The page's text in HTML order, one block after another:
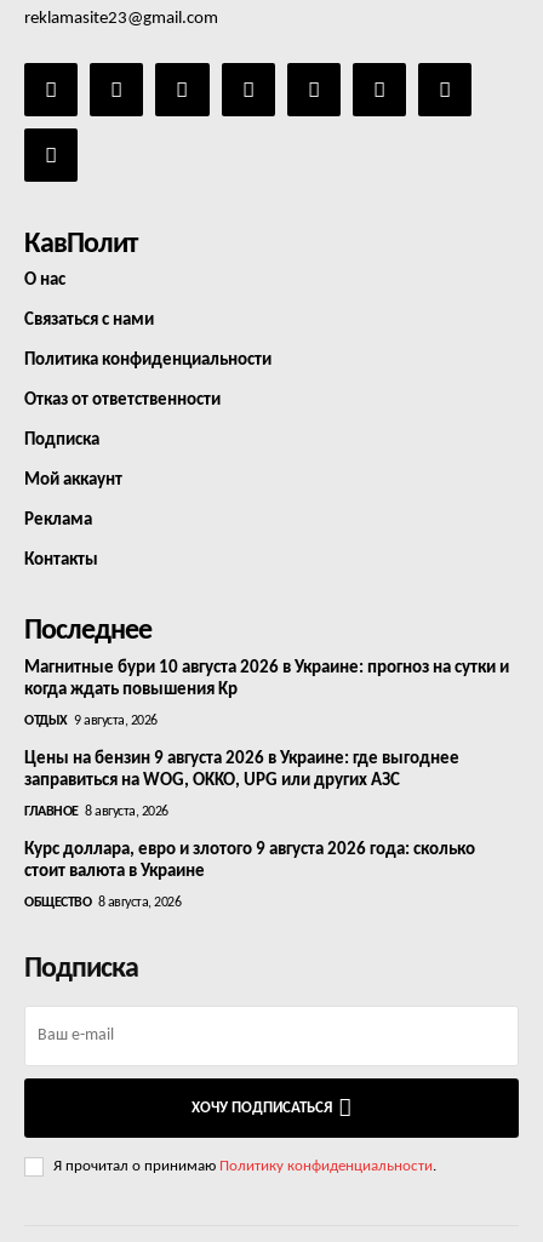
reklamasite23@gmail.com
КавПолит
О нас
Связаться с нами
Политика конфиденциальности
Отказ от ответственности
Подписка
Мой аккаунт
Реклама
Контакты
Последнее
Магнитные бури 10 августа 2026 в Украине: прогноз на сутки и
когда ждать повышения Kp
ОТДЫХ 9 августа, 2026
Цены на бензин 9 августа 2026 в Украине: где выгоднее
заправиться на WOG, OKKO, UPG или других АЗС
ГЛАВНОЕ 8 августа, 2026
Курс доллара, евро и злотого 9 августа 2026 года: сколько
стоит валюта в Украине
ОБЩЕСТВО 8 августа, 2026
Подписка
ХОЧУ ПОДПИСАТЬСЯ
Я прочитал о принимаю Политику конфиденциальности.